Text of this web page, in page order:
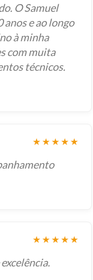
O Samuel
anos e ao longo
à minha
com muita
técnicos.
★★★★★
★★★★★